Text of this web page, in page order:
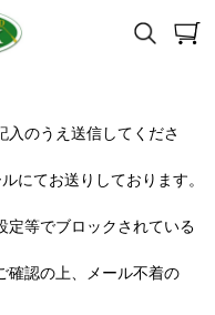
入のうえ送信してくださ
にてお送りしております。
定等でブロックされている
確認の上、メール不着の